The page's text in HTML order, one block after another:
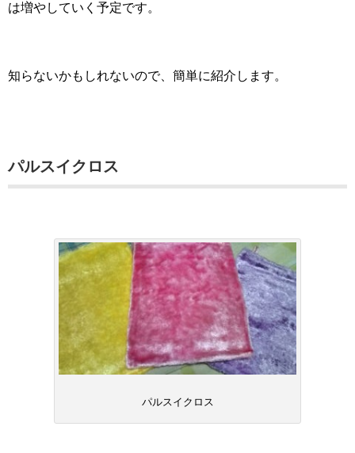
は増やしていく予定です。
知らないかもしれないので、簡単に紹介します。
パルスイクロス
パルスイクロス